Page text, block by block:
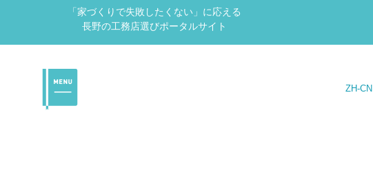
「家づくりで失敗したくない」に応える
長野の工務店選びポータルサイト
ZH-CN